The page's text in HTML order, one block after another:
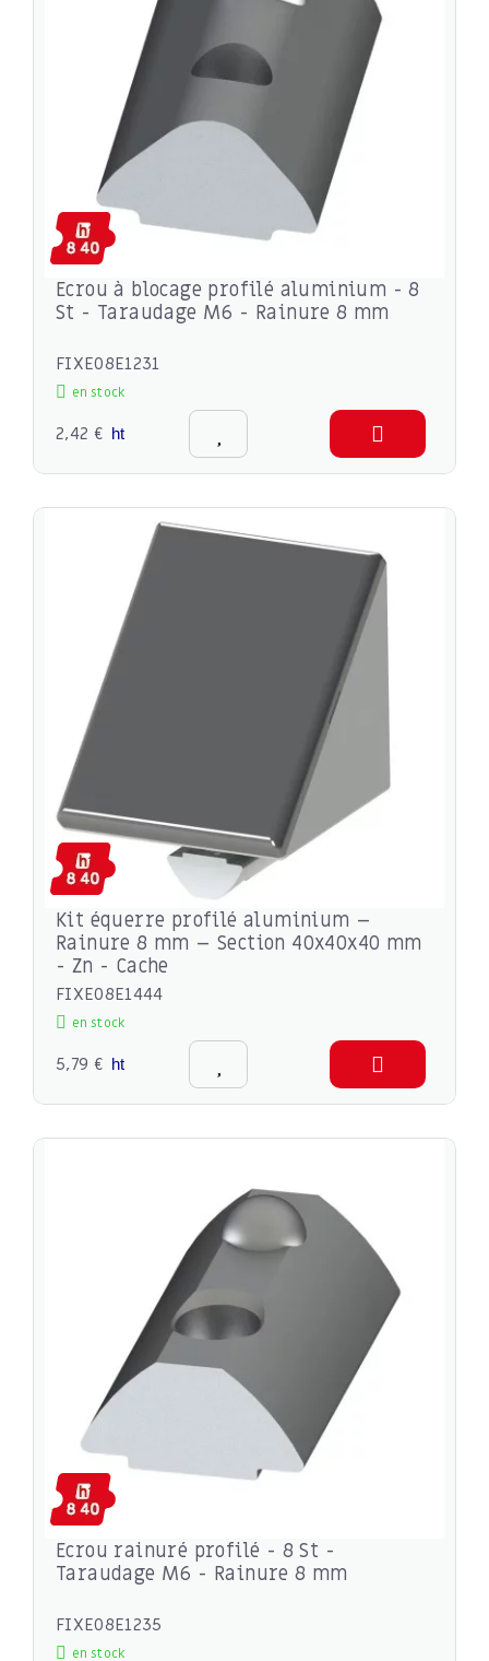
Ecrou à blocage profilé aluminium - 8
St - Taraudage M6 - Rainure 8 mm
FIXE08E1231
en stock
2,42 € ht
Kit équerre profilé aluminium –
Rainure 8 mm – Section 40x40x40 mm
- Zn - Cache
FIXE08E1444
en stock
5,79 € ht
Ecrou rainuré profilé - 8 St -
Taraudage M6 - Rainure 8 mm
FIXE08E1235
en stock